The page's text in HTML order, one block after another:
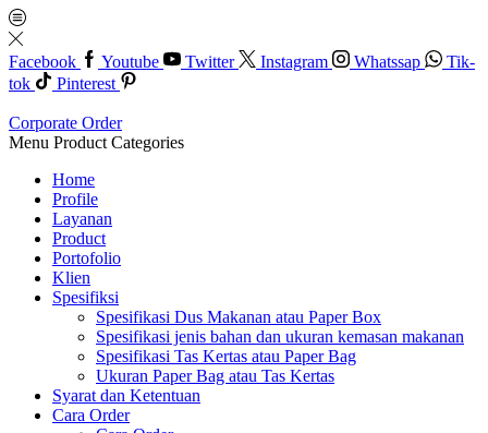
Facebook Youtube Twitter Instagram Whatssap
Tik-
tok
Pinterest
Corporate Order
Menu Product Categories
Home
Profile
Layanan
Product
Portofolio
Klien
Spesifiksi
Spesifikasi Dus Makanan atau Paper Box
Spesifikasi jenis bahan dan ukuran kemasan makanan
Spesifikasi Tas Kertas atau Paper Bag
Ukuran Paper Bag atau Tas Kertas
Syarat dan Ketentuan
Cara Order